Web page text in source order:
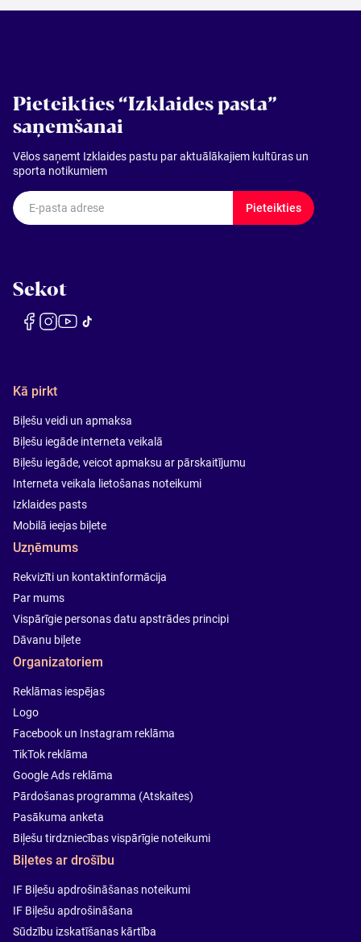
Pieteikties “Izklaides pasta”
saņemšanai
Vēlos saņemt Izklaides pastu par aktuālākajiem kultūras un
sporta notikumiem
E-pasta adrese Pieteikties
Sekot
Kā pirkt
Biļešu veidi un apmaksa
Biļešu iegāde interneta veikalā
Biļešu iegāde, veicot apmaksu ar pārskaitījumu
Interneta veikala lietošanas noteikumi
Izklaides pasts
Mobilā ieejas biļete
Uzņēmums
Rekvizīti un kontaktinformācija
Par mums
Vispārīgie personas datu apstrādes principi
Dāvanu biļete
Organizatoriem
Reklāmas iespējas
Logo
Facebook un Instagram reklāma
TikTok reklāma
Google Ads reklāma
Pārdošanas programma (Atskaites)
Pasākuma anketa
Biļešu tirdzniecības vispārīgie noteikumi
Biļetes ar drošību
IF Biļešu apdrošināšanas noteikumi
IF Biļešu apdrošināšana
Sūdzību izskatīšanas kārtība